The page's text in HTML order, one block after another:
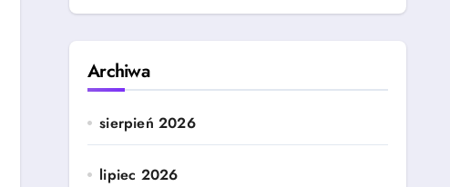
Archiwa
sierpień 2026
lipiec 2026